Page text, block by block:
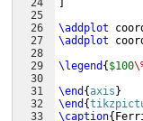
24
25
26
27
28
29
30
31
32
33
\addplot
\addplot
\legend { $100
\end {axis }
\end {
\caption{